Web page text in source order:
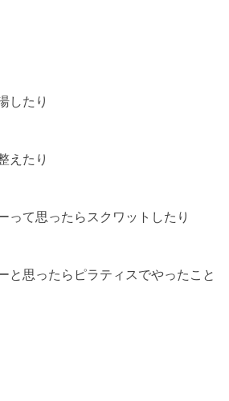
したり
えたり
って思ったらスクワットしたり
と思ったらピラティスでやったこと